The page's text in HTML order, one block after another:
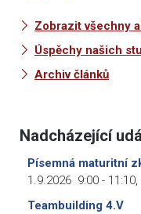
Zobrazit všechny
Úspěchy našich
Archiv článků
Nadcházející
Písemná maturitní
1.9.2026 9:00 - 11:10
Teambuilding 4.V